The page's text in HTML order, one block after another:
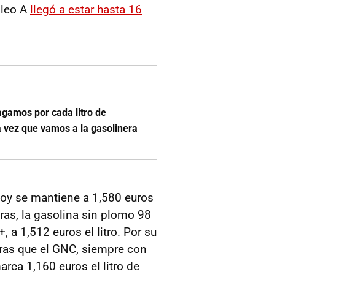
A llegó a estar hasta 16
por cada litro de
que vamos a la gasolinera
se mantiene a 1,580 euros
la gasolina sin plomo 98
a 1,512 euros el litro. Por su
que el GNC, siempre con
1,160 euros el litro de